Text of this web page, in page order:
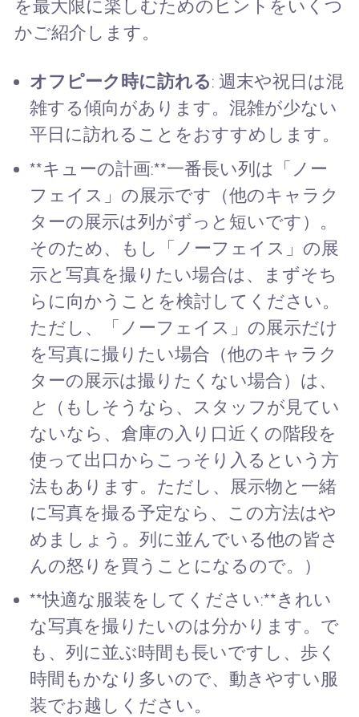
を最大限に楽しむためのヒントをいくつ
かご紹介します。
オフピーク時に訪れる: 週末や祝日は混
雑する傾向があります。混雑が少ない
平日に訪れることをおすすめします。
**キューの計画:**一番長い列は「ノー
フェイス」の展示です（他のキャラク
ターの展示は列がずっと短いです）。
そのため、もし「ノーフェイス」の展
示と写真を撮りたい場合は、まずそち
らに向かうことを検討してください。
ただし、「ノーフェイス」の展示だけ
を写真に撮りたい場合（他のキャラク
ターの展示は撮りたくない場合）は、
と （もしそうなら、スタッフが見てい
ないなら、倉庫の入り口近くの階段を
使って出口からこっそり入るという方
法もあります。ただし、展示物と一緒
に写真を撮る予定なら、この方法はや
めましょう。列に並んでいる他の皆さ
んの怒りを買うことになるので。）
**快適な服装をしてください:**きれい
な写真を撮りたいのは分かります。で
も、列に並ぶ時間も長いですし、歩く
時間もかなり多いので、動きやすい服
装でお越しください。